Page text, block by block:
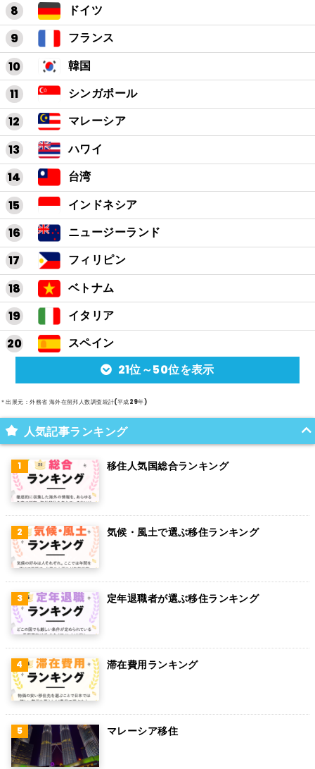
ドイツ
フランス
韓国
シンガポール
マレーシア
ハワイ
台湾
インドネシア
ニュージーランド
フィリピン
ベトナム
イタリア
スペイン
アルゼンチン
メキシコ
スイス
オランダ
グアム
パラグアイ
アラブ首長国連邦
スウェーデン
ペルー
ボリビア
カンボジア
オーストリア
ロシア
21位～50位を表示
＊出展元：外務省 海外在留邦人数調査統計(平成29年)
人気記事ランキング
移住人気国総合ランキング
気候・風土で選ぶ移住ランキング
定年退職者が選ぶ移住ランキング
滞在費用ランキング
マレーシア移住